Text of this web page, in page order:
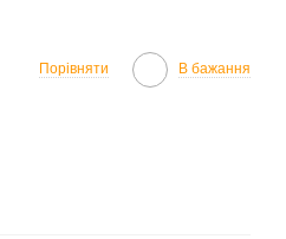
Порівняти В бажання